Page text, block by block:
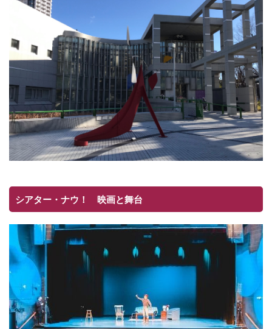
シアター・ナウ！ 映画と舞台